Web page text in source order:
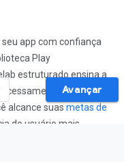
app com confiança
Play
estruturado ensina a
de
alcance suas metas de
do usuário mais
Avançar